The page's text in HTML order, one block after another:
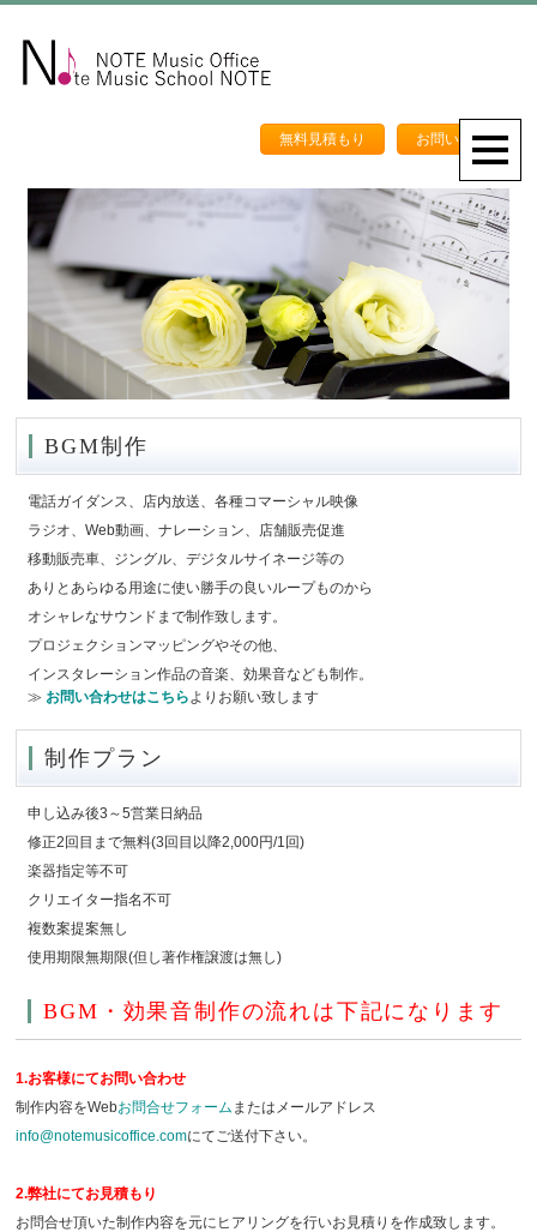
無料見積もり お問い合わせ
BGM制作
電話ガイダンス、店内放送、各種コマーシャル映像
ラジオ、Web動画、ナレーション、店舗販売促進
移動販売車、ジングル、デジタルサイネージ等の
ありとあらゆる用途に使い勝手の良いループものから
オシャレなサウンドまで制作致します。
プロジェクションマッピングやその他、
インスタレーション作品の音楽、効果音なども制作。
≫ お問い合わせはこちらよりお願い致します
制作プラン
申し込み後3～5営業日納品
修正2回目まで無料(3回目以降2,000円/1回)
楽器指定等不可
クリエイター指名不可
複数案提案無し
使用期限無期限(但し著作権譲渡は無し)
BGM・効果音制作の流れは下記になります
1.お客様にてお問い合わせ
制作内容をWebお問合せフォーム またはメールアドレス
info@notemusicoffice.comにてご送付下さい。
2.弊社にてお見積もり
お問合せ頂いた制作内容を元にヒアリングを行いお見積りを作成致します。